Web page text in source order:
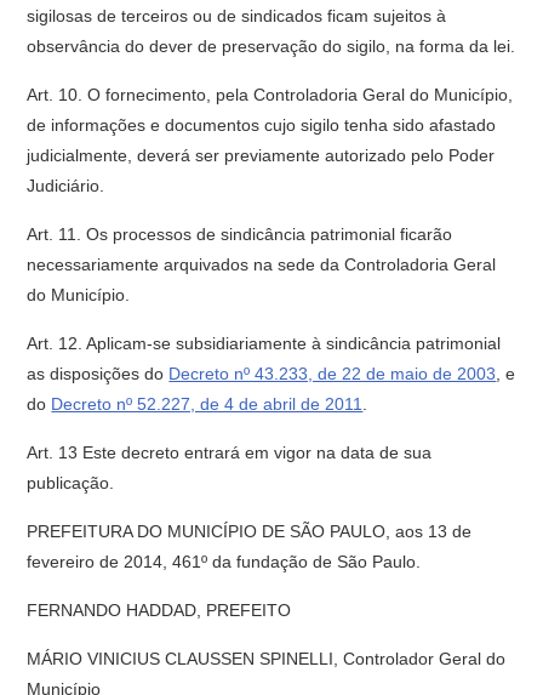
sigilosas de terceiros ou de sindicados ficam sujeitos à
observância do dever de preservação do sigilo, na forma da lei.
Art. 10. O fornecimento, pela Controladoria Geral do Município,
de informações e documentos cujo sigilo tenha sido afastado
judicialmente, deverá ser previamente autorizado pelo Poder
Judiciário.
Art. 11. Os processos de sindicância patrimonial ficarão
necessariamente arquivados na sede da Controladoria Geral
do Município.
Art. 12. Aplicam-se subsidiariamente à sindicância patrimonial
as disposições do Decreto nº 43.233, de 22 de maio de 2003 , e
do Decreto nº 52.227, de 4 de abril de 2011
Art. 13 Este decreto entrará em vigor na data de sua
publicação.
PREFEITURA DO MUNICÍPIO DE SÃO PAULO, aos 13 de
fevereiro de 2014, 461º da fundação de São Paulo.
FERNANDO HADDAD, PREFEITO
MÁRIO VINICIUS CLAUSSEN SPINELLI, Controlador Geral do
Município